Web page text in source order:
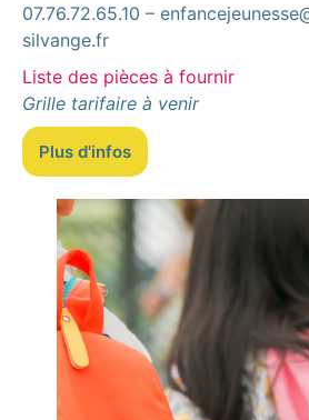
07.76.72.65.10 –
silvange.fr
Liste des pièces à fournir
Grille tarifaire à venir
Plus d'infos